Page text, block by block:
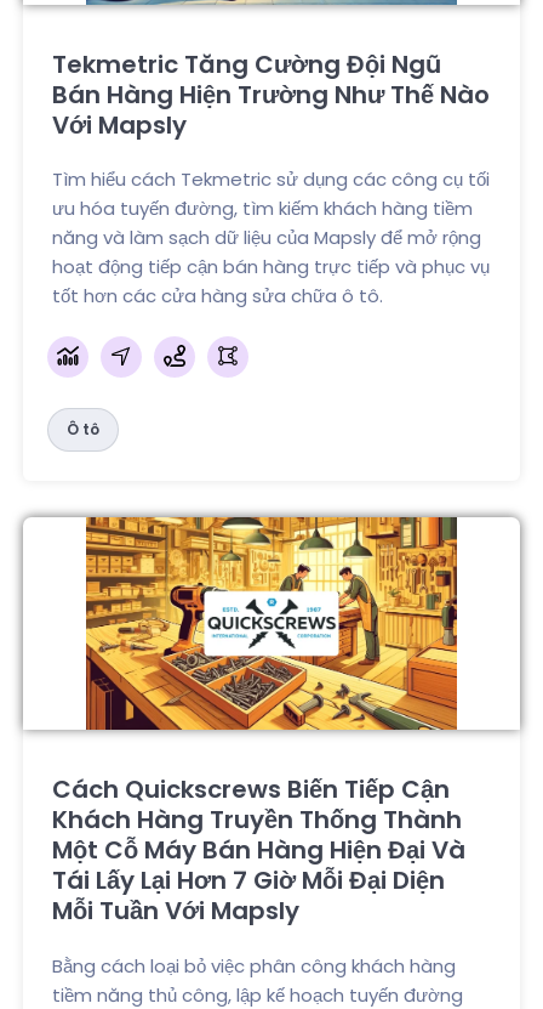
Tekmetric Tăng Cường Đội Ngũ
Bán Hàng Hiện Trường Như Thế Nào
Với Mapsly
Tìm hiểu cách Tekmetric sử dụng các công cụ tối
ưu hóa tuyến đường, tìm kiếm khách hàng tiềm
năng và làm sạch dữ liệu của Mapsly để mở rộng
hoạt động tiếp cận bán hàng trực tiếp và phục vụ
tốt hơn các cửa hàng sửa chữa ô tô.
Ô tô
Cách Quickscrews Biến Tiếp Cận
Khách Hàng Truyền Thống Thành
Một Cỗ Máy Bán Hàng Hiện Đại Và
Tái Lấy Lại Hơn 7 Giờ Mỗi Đại Diện
Mỗi Tuần Với Mapsly
Bằng cách loại bỏ việc phân công khách hàng
tiềm năng thủ công, lập kế hoạch tuyến đường